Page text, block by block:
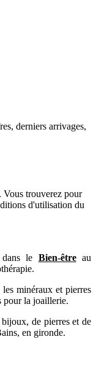
derniers arrivages,
Vous trouverez pour
d'utilisation du
le Bien-êtreau
minéraux et pierres
pour la joaillerie.
de pierres et de
en gironde.